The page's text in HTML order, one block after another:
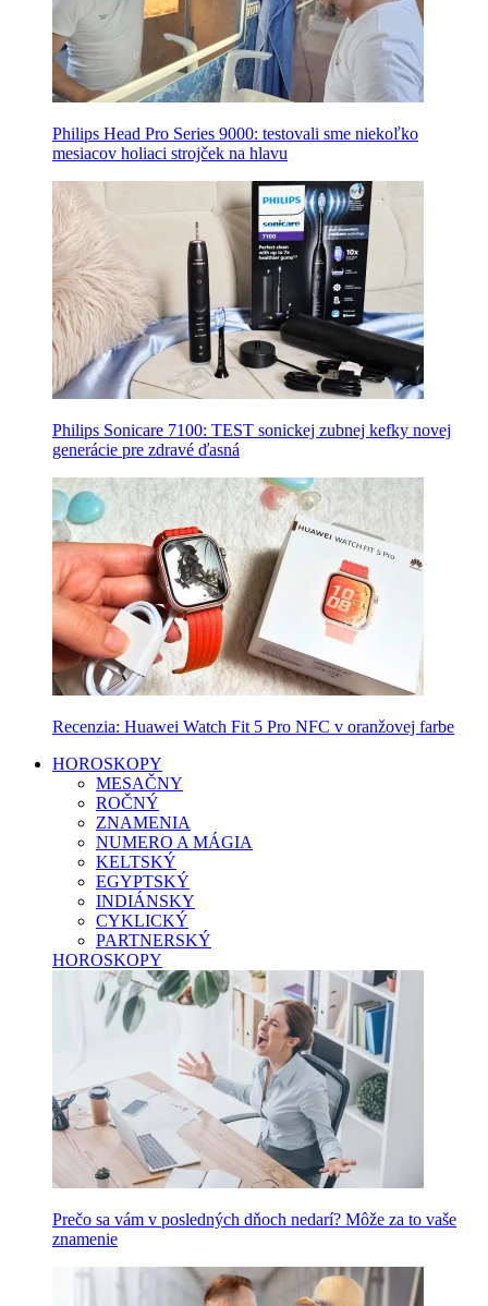
Philips Head Pro Series 9000: testovali sme niekoľko
mesiacov holiaci strojček na hlavu
Philips Sonicare 7100: TEST sonickej zubnej kefky novej
generácie pre zdravé ďasná
Recenzia: Huawei Watch Fit 5 Pro NFC v oranžovej farbe
HOROSKOPY
MESAČNY
ROČNÝ
ZNAMENIA
NUMERO A MÁGIA
KELTSKÝ
EGYPTSKÝ
INDIÁNSKY
CYKLICKÝ
PARTNERSKÝ
HOROSKOPY
Prečo sa vám v posledných dňoch nedarí? Môže za to vaše
znamenie